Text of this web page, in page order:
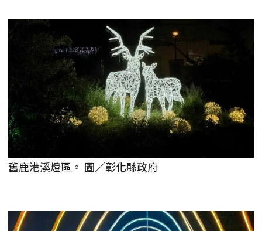
舊鹿港溪燈區。 圖／彰化縣政府